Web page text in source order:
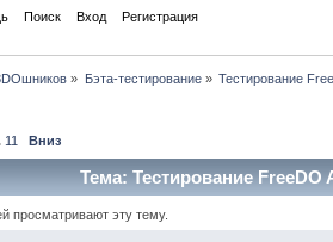
Поиск Вход Регистрация
» Бэта-тестирование» Тестирование
11 Вниз
Тема: Тестирование FreeDO
просматривают эту тему.